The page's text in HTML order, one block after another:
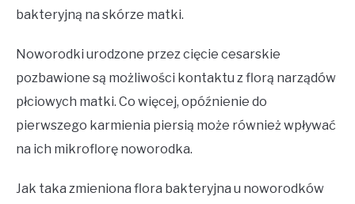
bakteryjną na skórze matki.
Noworodki urodzone przez cięcie cesarskie
pozbawione są możliwości kontaktu z florą narządów
płciowych matki. Co więcej, opóźnienie do
pierwszego karmienia piersią może również wpływać
na ich mikroflorę noworodka.
Jak taka zmieniona flora bakteryjna u noworodków